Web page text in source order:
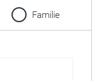
Familie